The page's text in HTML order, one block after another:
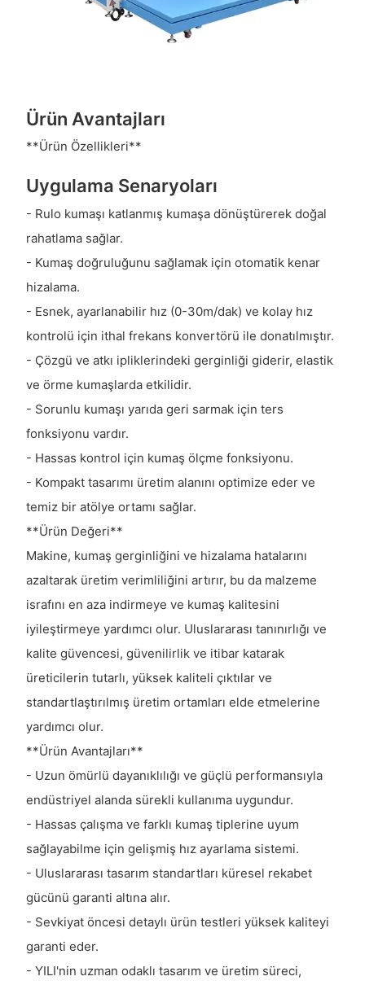
Ürün Avantajları
**Ürün Özellikleri**
Uygulama Senaryoları
- Rulo kumaşı katlanmış kumaşa dönüştürerek doğal
rahatlama sağlar.
- Kumaş doğruluğunu sağlamak için otomatik kenar
hizalama.
- Esnek, ayarlanabilir hız (0-30m/dak) ve kolay hız
kontrolü için ithal frekans konvertörü ile donatılmıştır.
- Çözgü ve atkı ipliklerindeki gerginliği giderir, elastik
ve örme kumaşlarda etkilidir.
- Sorunlu kumaşı yarıda geri sarmak için ters
fonksiyonu vardır.
- Hassas kontrol için kumaş ölçme fonksiyonu.
- Kompakt tasarımı üretim alanını optimize eder ve
temiz bir atölye ortamı sağlar.
**Ürün Değeri**
Makine, kumaş gerginliğini ve hizalama hatalarını
azaltarak üretim verimliliğini artırır, bu da malzeme
israfını en aza indirmeye ve kumaş kalitesini
iyileştirmeye yardımcı olur. Uluslararası tanınırlığı ve
kalite güvencesi, güvenilirlik ve itibar katarak
üreticilerin tutarlı, yüksek kaliteli çıktılar ve
standartlaştırılmış üretim ortamları elde etmelerine
yardımcı olur.
**Ürün Avantajları**
- Uzun ömürlü dayanıklılığı ve güçlü performansıyla
endüstriyel alanda sürekli kullanıma uygundur.
- Hassas çalışma ve farklı kumaş tiplerine uyum
sağlayabilme için gelişmiş hız ayarlama sistemi.
- Uluslararası tasarım standartları küresel rekabet
gücünü garanti altına alır.
- Sevkiyat öncesi detaylı ürün testleri yüksek kaliteyi
garanti eder.
- YILI'nin uzman odaklı tasarım ve üretim süreci,